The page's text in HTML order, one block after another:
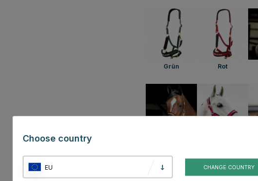
Grün Rot
Choose country
EU CHANGE COUNTRY